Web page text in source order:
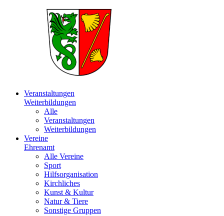
Veranstaltungen
Weiterbildungen
Alle
Veranstaltungen
Weiterbildungen
Vereine
Ehrenamt
Alle Vereine
Sport
Hilfsorganisation
Kirchliches
Kunst & Kultur
Natur & Tiere
Sonstige Gruppen